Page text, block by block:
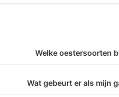
Welke oestersoorten
Wat gebeurt er als mijn